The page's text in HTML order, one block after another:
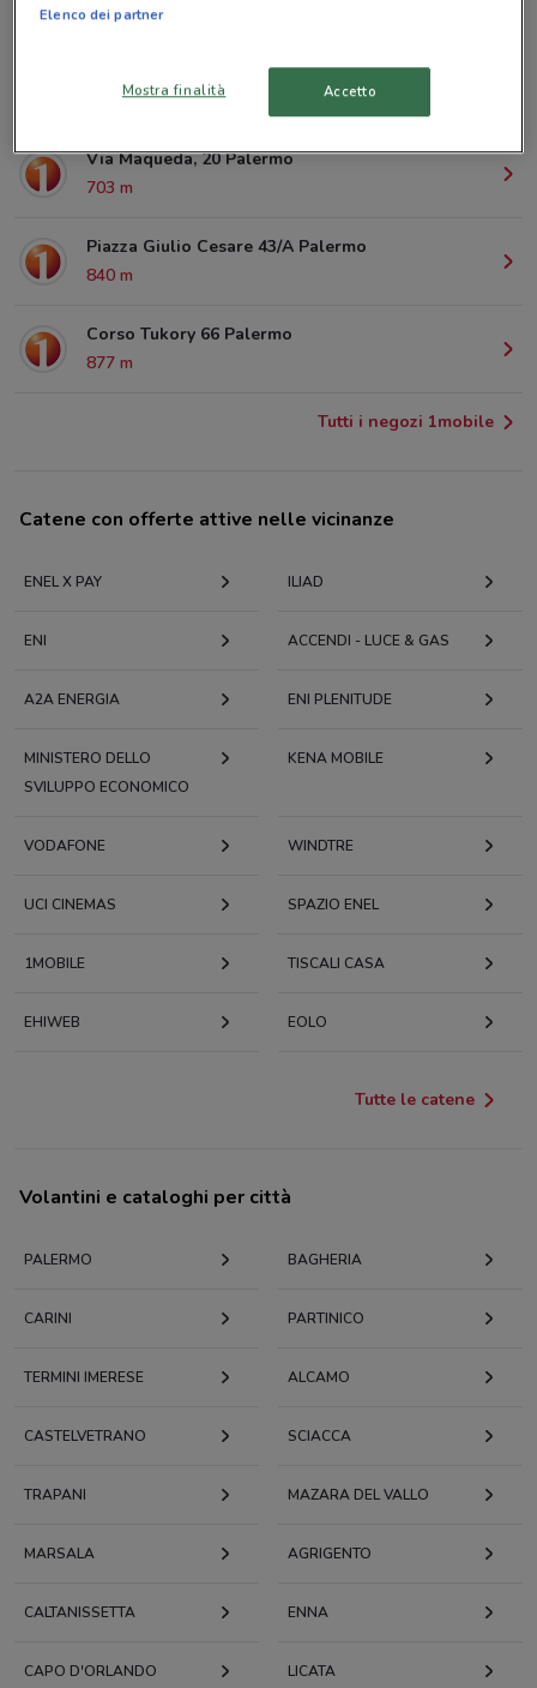
355 m
Via Maqueda, 119 Palermo
457 m
Via Maqueda, 20 Palermo
703 m
Piazza Giulio Cesare 43/A Palermo
840 m
Corso Tukory 66 Palermo
877 m
Tutti i negozi 1mobile
Catene con offerte attive nelle vicinanze
ENEL X PAY ILIAD
ENI ACCENDI - LUCE & GAS
A2A ENERGIA ENI PLENITUDE
MINISTERO DELLO
SVILUPPO ECONOMICO
KENA MOBILE
VODAFONE WINDTRE
UCI CINEMAS SPAZIO ENEL
1MOBILE TISCALI CASA
EHIWEB EOLO
Tutte le catene
Volantini e cataloghi per città
PALERMO BAGHERIA
CARINI PARTINICO
TERMINI IMERESE ALCAMO
CASTELVETRANO SCIACCA
TRAPANI MAZARA DEL VALLO
MARSALA AGRIGENTO
CALTANISSETTA ENNA
CAPO D'ORLANDO LICATA
Elenco dei partner
Mostra finalità Accetto